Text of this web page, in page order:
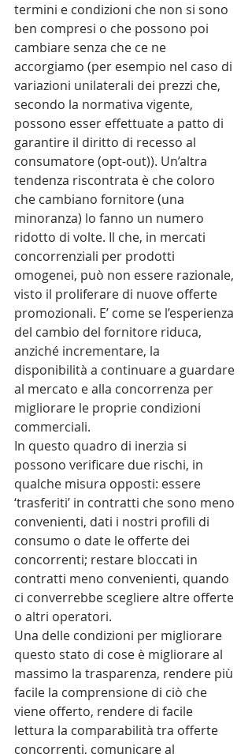
termini e condizioni che non si sono
ben compresi o che possono poi
cambiare senza che ce ne
accorgiamo (per esempio nel caso di
variazioni unilaterali dei prezzi che,
secondo la normativa vigente,
possono esser effettuate a patto di
garantire il diritto di recesso al
consumatore (opt-out)). Un’altra
tendenza riscontrata è che coloro
che cambiano fornitore (una
minoranza) lo fanno un numero
ridotto di volte. Il che, in mercati
concorrenziali per prodotti
omogenei, può non essere razionale,
visto il proliferare di nuove offerte
promozionali. E’ come se l’esperienza
del cambio del fornitore riduca,
anziché incrementare, la
disponibilità a continuare a guardare
al mercato e alla concorrenza per
migliorare le proprie condizioni
commerciali.
In questo quadro di inerzia si
possono verificare due rischi, in
qualche misura opposti: essere
‘trasferiti’ in contratti che sono meno
convenienti, dati i nostri profili di
consumo o date le offerte dei
concorrenti; restare bloccati in
contratti meno convenienti, quando
ci converrebbe scegliere altre offerte
o altri operatori.
Una delle condizioni per migliorare
questo stato di cose è migliorare al
massimo la trasparenza, rendere più
facile la comprensione di ciò che
viene offerto, rendere di facile
lettura la comparabilità tra offerte
concorrenti, comunicare al